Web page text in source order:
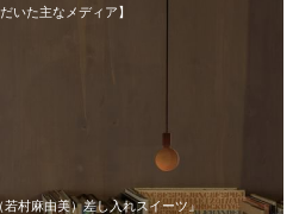
いた主なメディア】
村麻由美）差し入れスイーツ』